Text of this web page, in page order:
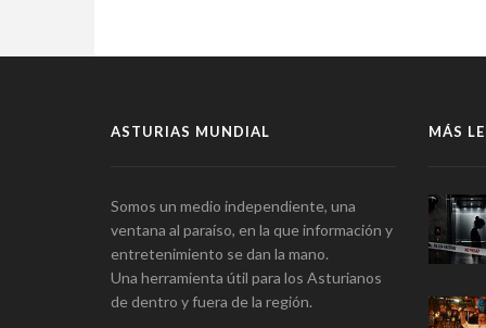
ASTURIAS MUNDIAL
Somos un medio independiente, una
ventana al paraíso, en la que información y
entretenimiento se dan la mano.
Una herramienta útil para los Asturianos
de dentro y fuera de la región.
MÁS